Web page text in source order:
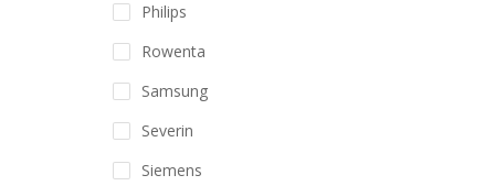
Philips
Rowenta
Samsung
Severin
Siemens